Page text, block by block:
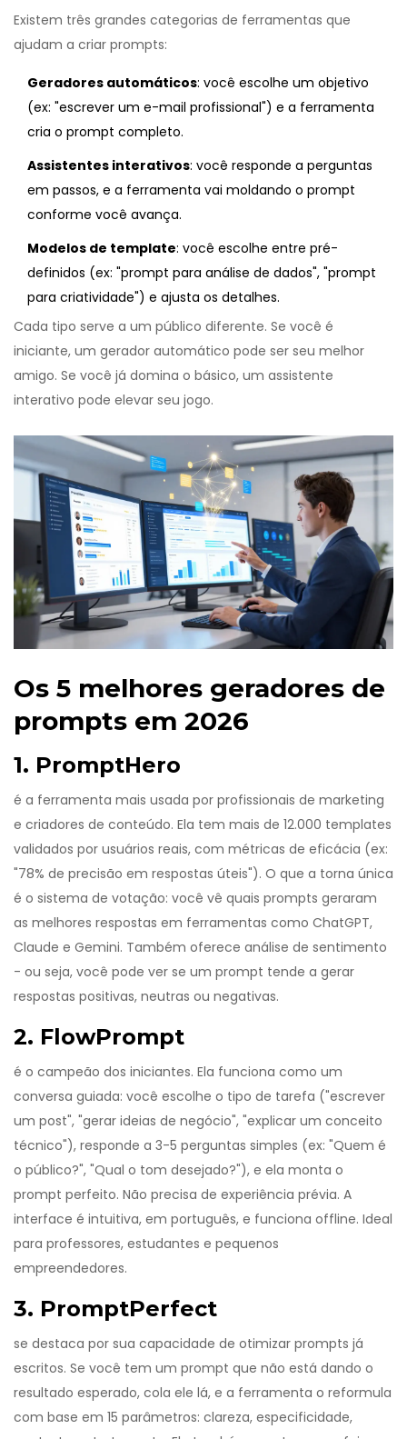
Existem três grandes categorias de ferramentas que
ajudam a criar prompts:
Geradores automáticos: você escolhe um objetivo
(ex: "escrever um e-mail profissional") e a ferramenta
cria o prompt completo.
Assistentes interativos: você responde a perguntas
em passos, e a ferramenta vai moldando o prompt
conforme você avança.
Modelos de template: você escolhe entre pré-
definidos (ex: "prompt para análise de dados", "prompt
para criatividade") e ajusta os detalhes.
Cada tipo serve a um público diferente. Se você é
iniciante, um gerador automático pode ser seu melhor
amigo. Se você já domina o básico, um assistente
interativo pode elevar seu jogo.
Os 5 melhores geradores de
prompts em 2026
1. PromptHero
é a ferramenta mais usada por profissionais de marketing
e criadores de conteúdo. Ela tem mais de 12.000 templates
validados por usuários reais, com métricas de eficácia (ex:
"78% de precisão em respostas úteis"). O que a torna única
é o sistema de votação: você vê quais prompts geraram
as melhores respostas em ferramentas como ChatGPT,
Claude e Gemini. Também oferece análise de sentimento
- ou seja, você pode ver se um prompt tende a gerar
respostas positivas, neutras ou negativas.
2. FlowPrompt
é o campeão dos iniciantes. Ela funciona como um
conversa guiada: você escolhe o tipo de tarefa ("escrever
um post", "gerar ideias de negócio", "explicar um conceito
técnico"), responde a 3-5 perguntas simples (ex: "Quem é
o público?", "Qual o tom desejado?"), e ela monta o
prompt perfeito. Não precisa de experiência prévia. A
interface é intuitiva, em português, e funciona offline. Ideal
para professores, estudantes e pequenos
empreendedores.
3. PromptPerfect
se destaca por sua capacidade de otimizar prompts já
escritos. Se você tem um prompt que não está dando o
resultado esperado, cola ele lá, e a ferramenta o reformula
com base em 15 parâmetros: clareza, especificidade,